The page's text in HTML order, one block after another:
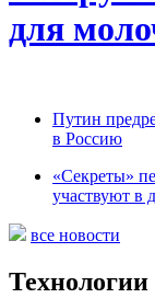
для
Путин
в Россию
«Секреты»
участвуют в
все новости
Технологии